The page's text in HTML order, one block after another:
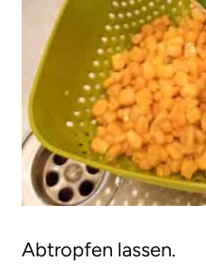
Abtropfen lassen.